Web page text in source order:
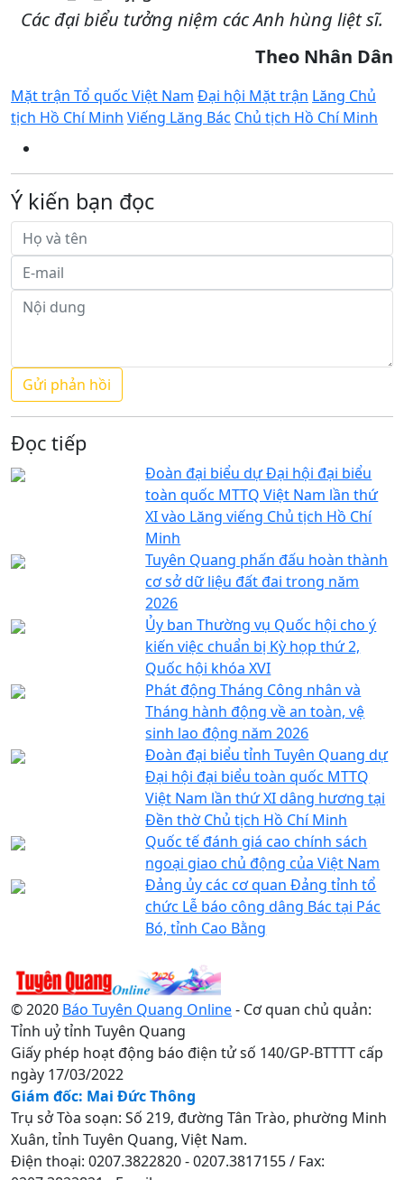
Các đại biểu tưởng niệm các Anh hùng liệt sĩ.
Theo Nhân Dân
Mặt trận Tổ quốc Việt Nam Đại hội Mặt trận Lăng Chủ
tịch Hồ Chí Minh Viếng Lăng Bác Chủ tịch Hồ Chí Minh
Ý kiến bạn đọc
Đọc tiếp
Đoàn đại biểu dự Đại hội đại biểu
toàn quốc MTTQ Việt Nam lần thứ
XI vào Lăng viếng Chủ tịch Hồ Chí
Minh
Tuyên Quang phấn đấu hoàn thành
cơ sở dữ liệu đất đai trong năm
2026
Ủy ban Thường vụ Quốc hội cho ý
kiến việc chuẩn bị Kỳ họp thứ 2,
Quốc hội khóa XVI
Phát động Tháng Công nhân và
Tháng hành động về an toàn, vệ
sinh lao động năm 2026
Đoàn đại biểu tỉnh Tuyên Quang dự
Đại hội đại biểu toàn quốc MTTQ
Việt Nam lần thứ XI dâng hương tại
Đền thờ Chủ tịch Hồ Chí Minh
Quốc tế đánh giá cao chính sách
ngoại giao chủ động của Việt Nam
Đảng ủy các cơ quan Đảng tỉnh tổ
chức Lễ báo công dâng Bác tại Pác
Bó, tỉnh Cao Bằng
© 2020 Báo Tuyên Quang Online- Cơ quan chủ quản:
Tỉnh uỷ tỉnh Tuyên Quang
Giấy phép hoạt động báo điện tử số 140/GP-BTTTT cấp
ngày 17/03/2022
Giám đốc: Mai Đức Thông
Trụ sở Tòa soạn: Số 219, đường Tân Trào, phường Minh
Xuân, tỉnh Tuyên Quang, Việt Nam.
Điện thoại: 0207.3822820 - 0207.3817155 / Fax: